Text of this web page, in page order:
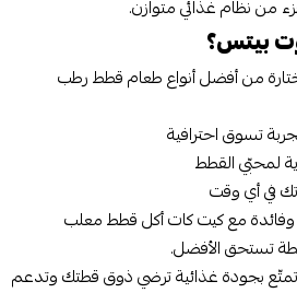
من نظام غذائي متوازن.
بيتس؟
من أفضل أنواع طعام قطط رطب
تسوق احترافية
لمحبّي القطط
في أي وقت
مع كيت كات أكل قطط معلب
قطة تستحق الأفضل.
بجودة غذائية ترضي ذوق قطتك وتدعم